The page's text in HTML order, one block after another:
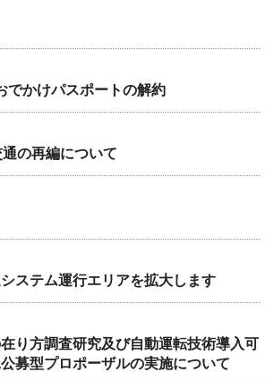
でかけパスポートの解約
の再編について
ステム運行エリアを拡大します
り方調査研究及び自動運転技術導入可
募型プロポーザルの実施について